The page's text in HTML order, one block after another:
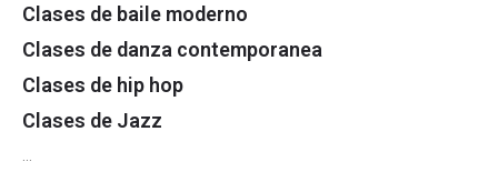
Clases de baile moderno
Clases de danza contemporanea
Clases de hip hop
Clases de Jazz